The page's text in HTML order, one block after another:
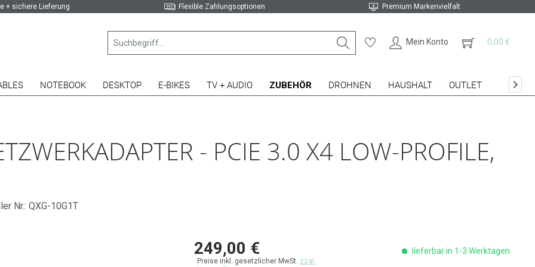
+ sichere Lieferung Flexible Zahlungsoptionen Premium Markenvielfalt
Mein Konto 0,00 €
NOTEBOOK DESKTOP E-BIKES TV + AUDIO ZUBEHÖR DROHNEN HAUSHALT OUTLET 
- PCIE 3.0 X4 LOW-PROFILE,
Nr.: QXG-10G1T
249,00 €
Preise inkl. gesetzlicher MwSt. zzgl.
lieferbar in 1-3 Werktagen